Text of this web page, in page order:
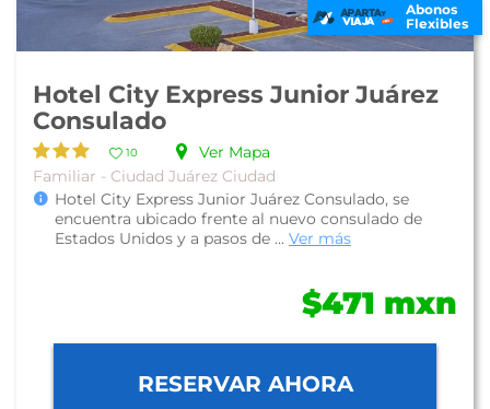
Abonos
Flexibles
Hotel City Express Junior Juárez
Consulado
10
Ver Mapa
Familiar - Ciudad Juárez Ciudad
Hotel City Express Junior Juárez Consulado, se
encuentra ubicado frente al nuevo consulado de
Estados Unidos y a pasos de ... Ver más
$471 mxn
RESERVAR AHORA